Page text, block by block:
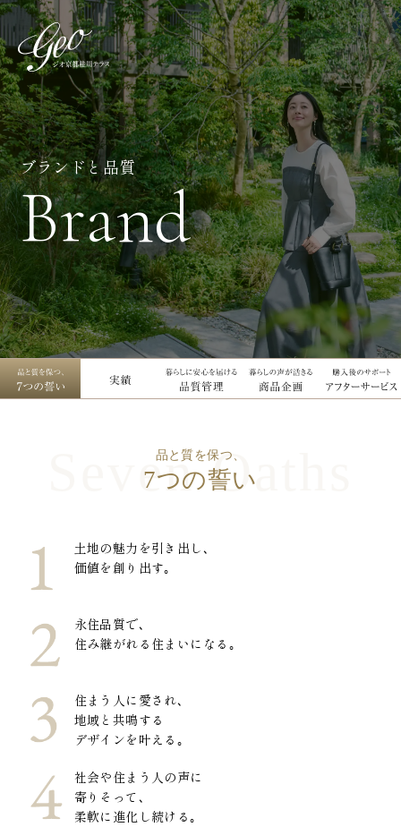
ブランドと品質
Brand
品と質を保つ、
7つの誓い
土地の魅力を引き出し､
価値を創り出す｡
永住品質で､
住み継がれる住まいになる｡
住まう人に愛され､
地域と共鳴する
デザインを叶える｡
社会や住まう人の声に
寄りそって､
柔軟に進化し続ける｡